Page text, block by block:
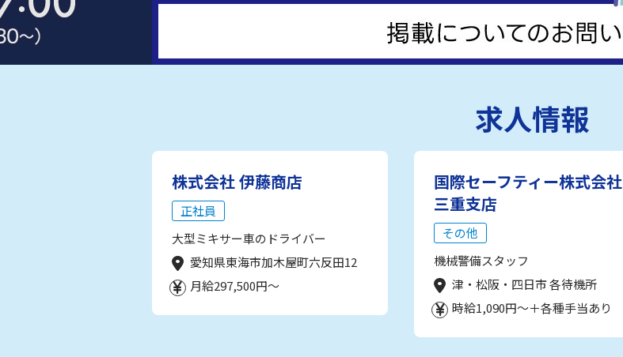
求人情報
株式会社 伊藤商店
正社員
大型ミキサー車のドライバー
愛知県東海市加木屋町六反田12
月給297,500円～
国際セーフティー株式会社
三重支店
その他
機械警備スタッフ
津・松阪・四日市 各待機所
時給1,090円～＋各種手当あり